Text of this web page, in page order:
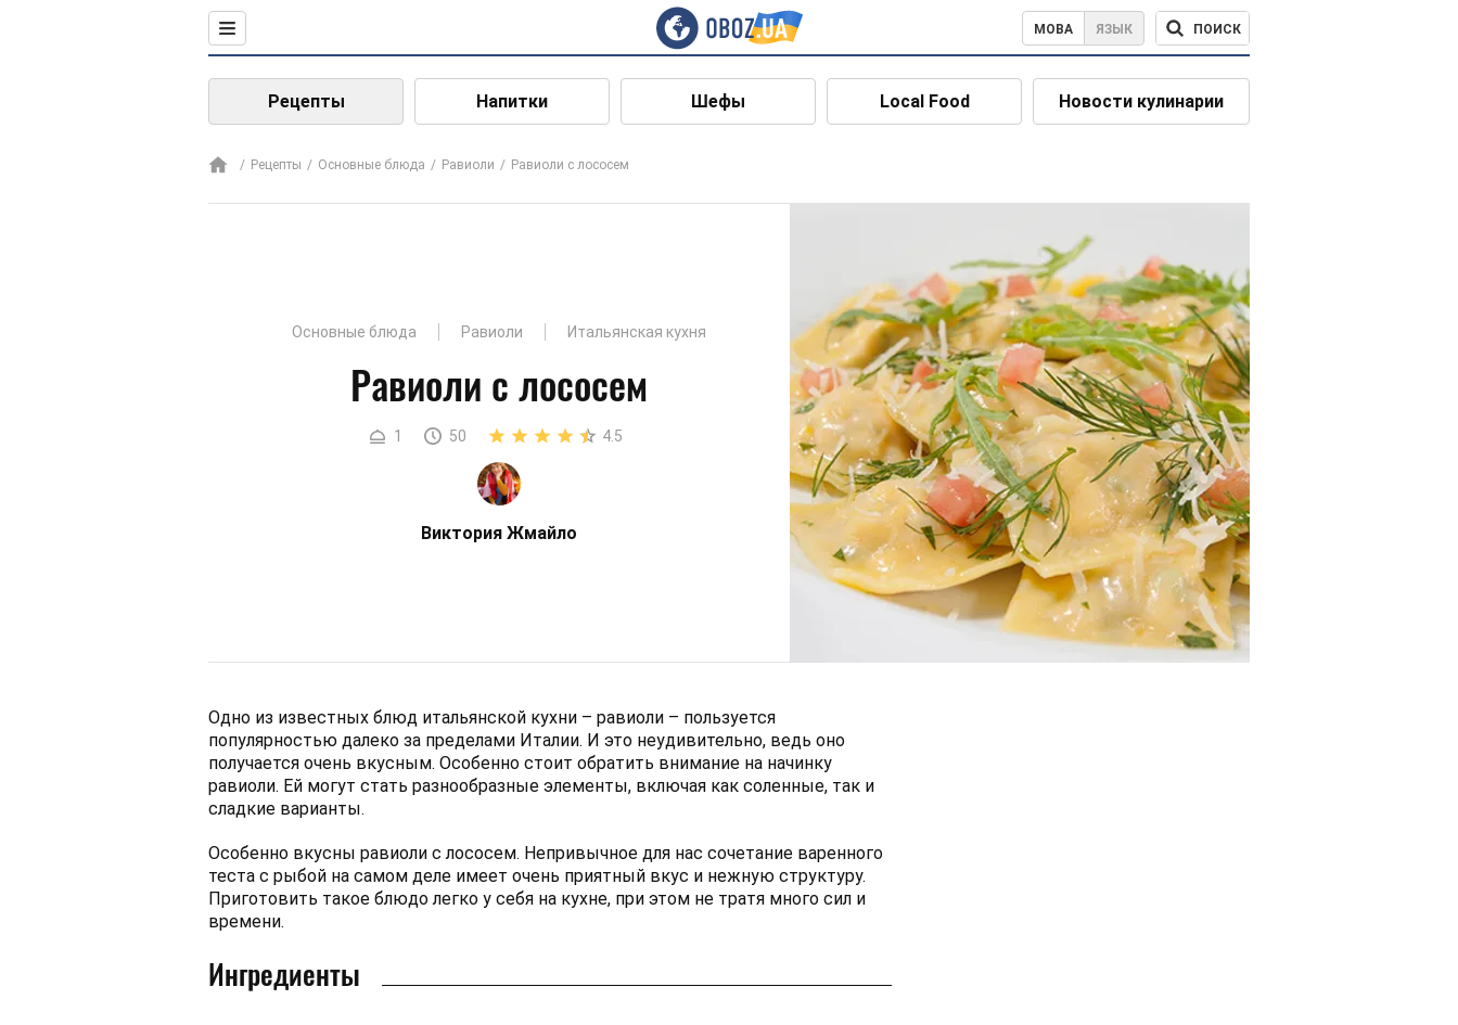
МОВА ЯЗЫК ПОИСК
Рецепты Напитки Шефы Local Food Новости кулинарии
Рецепты Основные блюда Равиоли Равиоли с лососем
Основные блюда Равиоли Итальянская кухня
Равиоли с лососем
1 50 4.5
Виктория Жмайло
Одно из известных блюд итальянской кухни – равиоли – пользуется
популярностью далеко за пределами Италии. И это неудивительно, ведь оно
получается очень вкусным. Особенно стоит обратить внимание на начинку
равиоли. Ей могут стать разнообразные элементы, включая как соленные, так и
сладкие варианты.
Особенно вкусны равиоли с лососем. Непривычное для нас сочетание варенного
теста с рыбой на самом деле имеет очень приятный вкус и нежную структуру.
Приготовить такое блюдо легко у себя на кухне, при этом не тратя много сил и
времени.
Ингредиенты